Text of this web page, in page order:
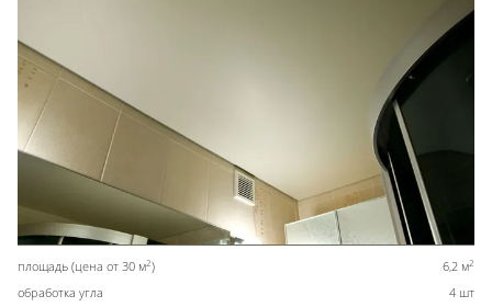
площадь (цена от 30 м2) 6,2 м2
обработка угла 4 шт